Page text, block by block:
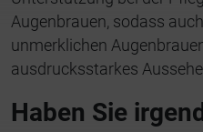
Augenbrauen, sodass
unmerklichen
ausdrucksstarkes
Haben Sie